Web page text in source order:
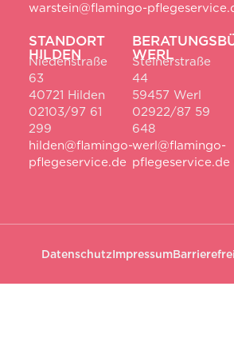
warstein@flamingo-
STANDORT
HILDEN
Niedenstraße
63
40721 Hilden
02103/97 61
299
hilden@flamingo-
pflegeservice.de
WERL
Steinerstraße
44
59457 Werl
02922/87 59
648
werl@flamingo-
pflegeservice.de
DatenschutzImpressum